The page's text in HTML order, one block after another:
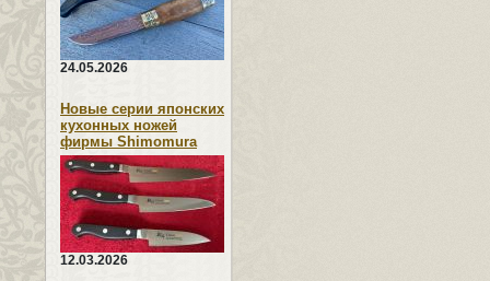
24.05.2026
Новые серии японских
кухонных ножей
фирмы Shimomura
12.03.2026